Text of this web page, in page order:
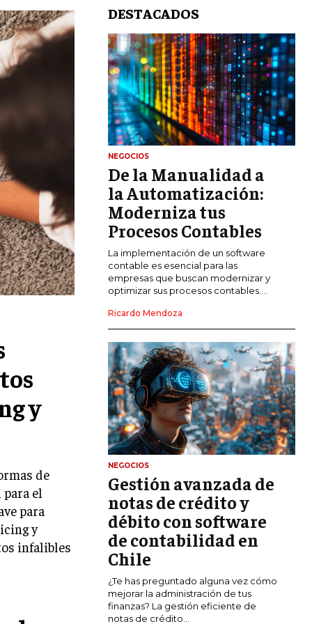
LIFESTYLE
MARKETING
ESTRATEGIAS DE MARKETING
AGENCIAS DE POSICIONAMIENTO WEB
SEO
VENTA DE ENLACES
MARKETING DIGITAL
PUBLICIDAD
VENTAS Y PERSUASIÓN
GESTIÓN DE PRODUCTOS
COMUNICACIÓN CORPORATIVA
GESTIÓN DE MARCA
INVESTIGACIÓN DE MERCADO
ANÁLISIS DE COMPETENCIA
GESTIÓN DE CLIENTES
EMPRENDIMIENTO
INNOVACIÓN EMPRESARIAL
GESTIÓN DEL CAMBIO
y
de
el
para
y
infalibles
DESTACADOS
NEGOCIOS
De la Manualidad a
la Automatización:
Moderniza tus
Procesos Contables
La implementación de un software
contable es esencial para las
empresas que buscan modernizar y
optimizar sus procesos contables....
Ricardo Mendoza
NEGOCIOS
Gestión avanzada de
notas de crédito y
débito con software
de contabilidad en
Chile
¿Te has preguntado alguna vez cómo
mejorar la administración de tus
finanzas? La gestión eficiente de
notas de crédito...